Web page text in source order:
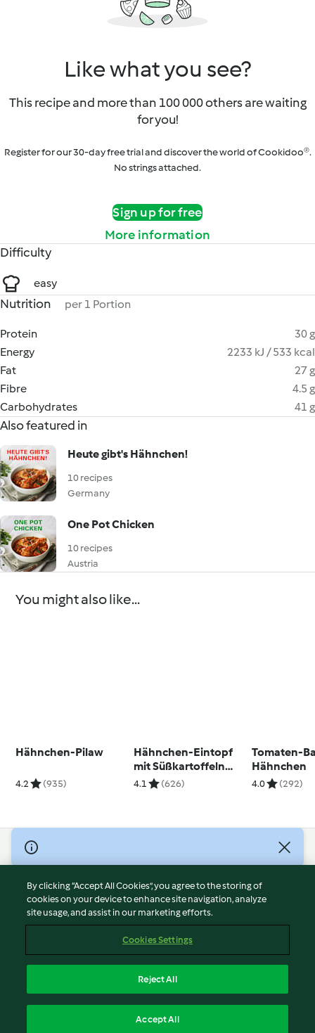
Like what you see?
This recipe and more than 100 000 others are waiting
for you!
Register for our 30-day free trial and discover the world of Cookidoo®.
No strings attached.
Sign up for free
More information
Difficulty
easy
Nutrition per 1 Portion
Protein
30 g
Energy
2233 kJ / 533 kcal
Fat
27 g
Fibre
4.5 g
Carbohydrates
41 g
Also featured in
Heute gibt's Hähnchen!
10 recipes
Germany
One Pot Chicken
10 recipes
Austria
You might also like...
Hähnchen-Pilaw
4.2 (935)
Hähnchen-Eintopf
mit Süßkartoffeln
und Kidneybohnen
4.1 (626)
Tomaten-
Hähnchen
4.0 (292)
© Copyright 2026
Terms of Service
Privacy Policy
Disclaimer
Cookies
Withdraw Contract
By clicking “Accept All Cookies”, you agree to the storing of
cookies on your device to enhance site navigation, analyze
site usage, and assist in our marketing efforts.
Cookies Settings
Reject All
Accept All